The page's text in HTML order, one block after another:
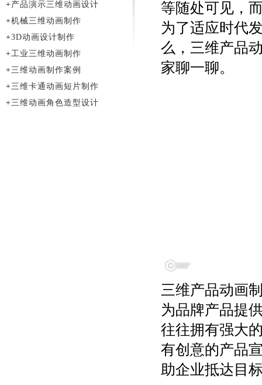
等随处可见，
为了适应时代
么，三维产品
家聊一聊。
三维产品动画
为品牌产品提
往往拥有强大
有创意的产品
助企业抵达目
+产品演示三维动画设计
+机械三维动画制作
+3D动画设计制作
+工业三维动画制作
+三维动画制作案例
+三维卡通动画短片制作
+三维动画角色造型设计